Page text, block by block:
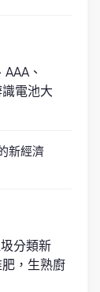
、
電池大
新經濟
分類新
，生熟廚